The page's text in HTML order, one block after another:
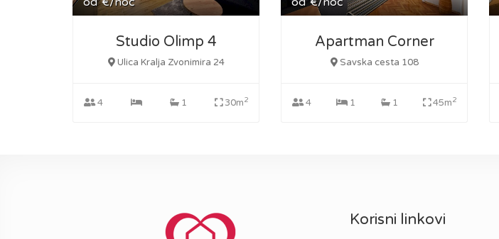
Studio Olimp 4
Ulica Kralja Zvonimira 24
4 1 30m2
Apartman Corner
Savska cesta 108
4 1 1 45m2
Korisni linkovi